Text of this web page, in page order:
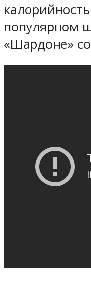
популярном
«Шардоне»